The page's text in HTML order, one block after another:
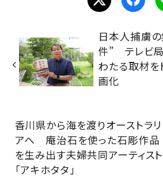
日本人捕虜
件” テレビ
わたる取材を
画化
香川県から海を渡りオーストラリ
アへ 庵治石を使った石彫作品
を生み出す夫婦共同アーティスト
「アキホタタ」